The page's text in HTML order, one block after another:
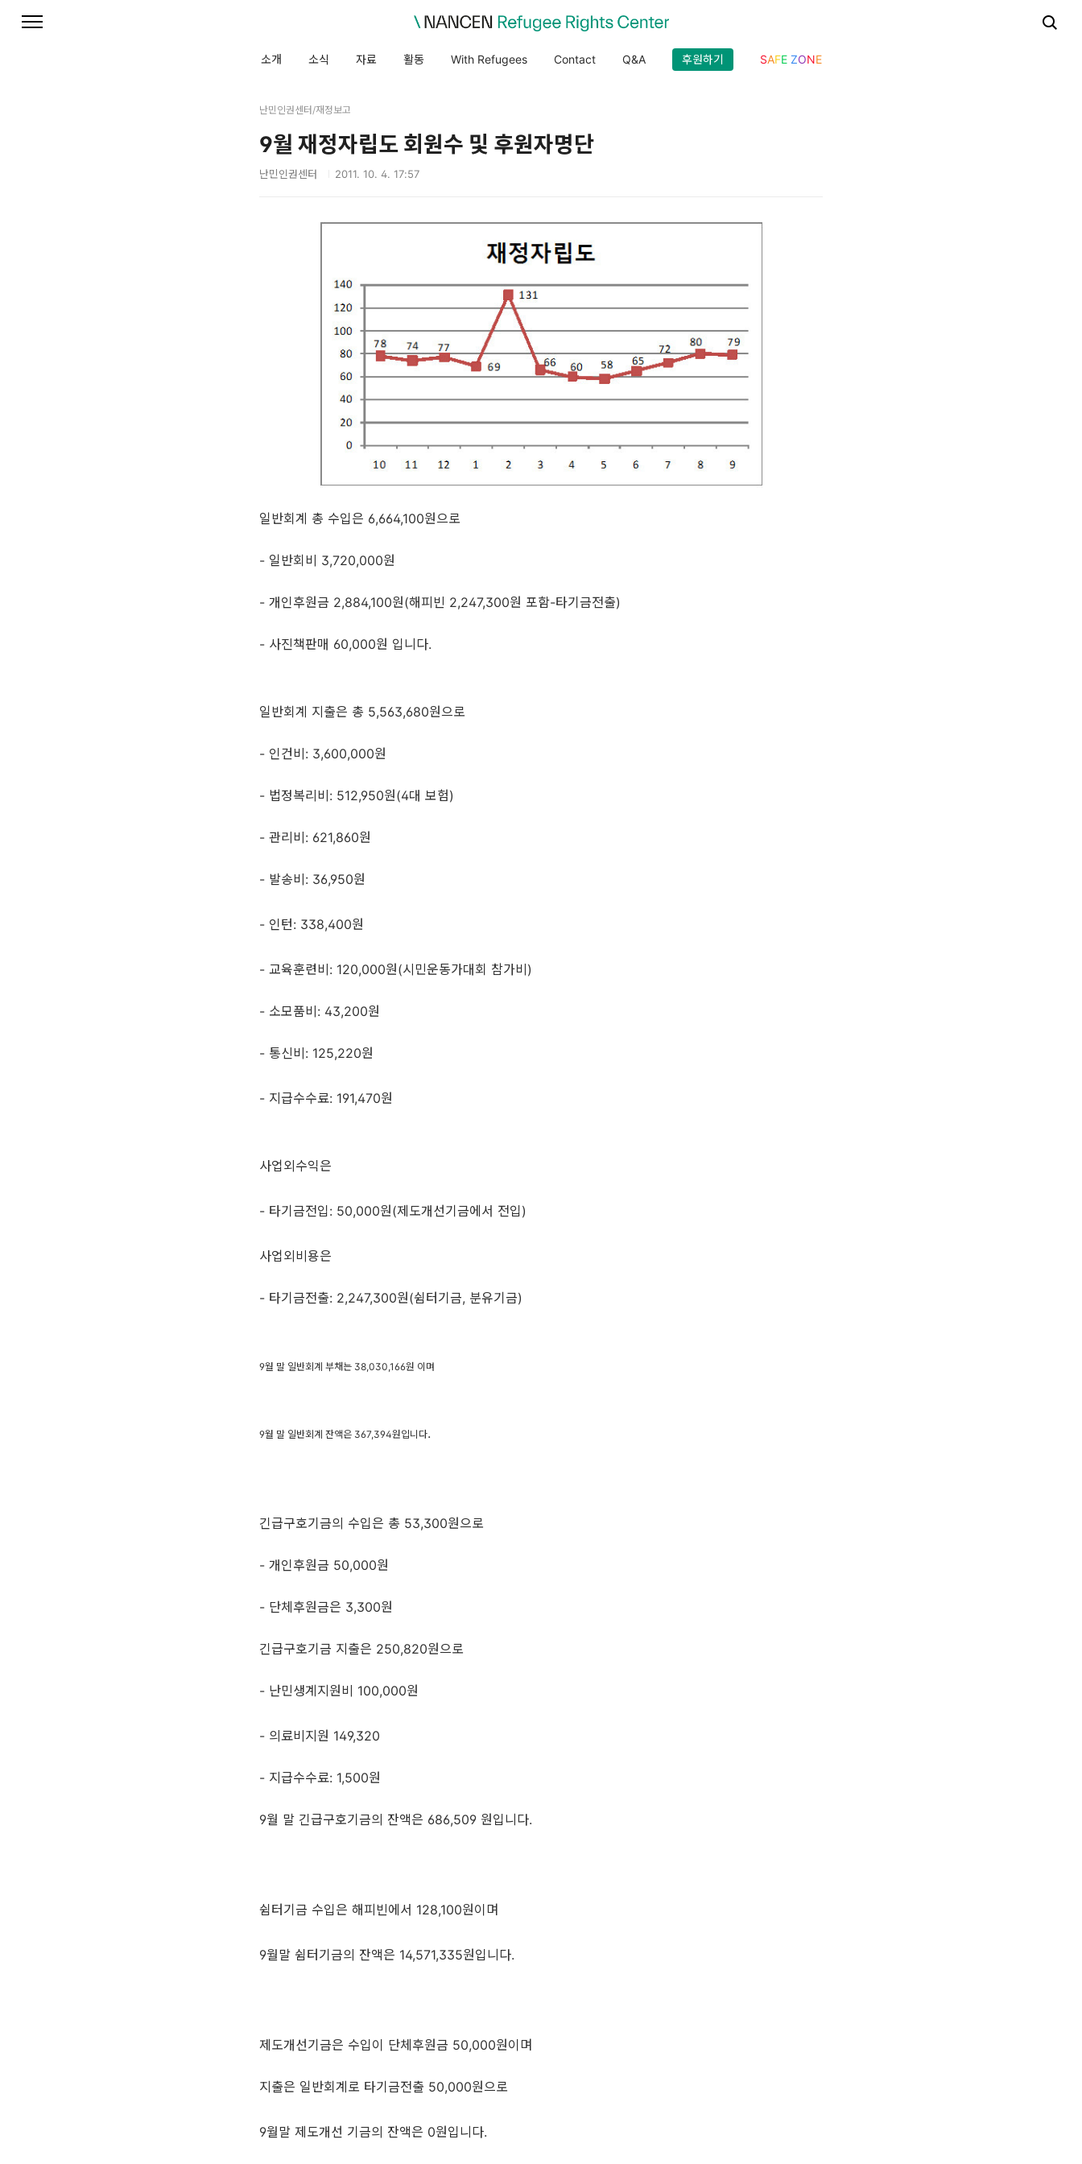
소개 소식 자료 활동 With Refugees Contact Q&A 후원하기 SAFE ZONE
난민인권센터/재정보고
9월 재정자립도 회원수 및 후원자명단
난민인권센터 2011. 10. 4. 17:57
일반회계 총 수입은 6,664,100원으로
- 일반회비 3,720,000원
- 개인후원금 2,884,100원(해피빈 2,247,300원 포함-타기금전출)
- 사진책판매 60,000원 입니다.
일반회계 지출은 총 5,563,680원으로
- 인건비: 3,600,000원
- 법정복리비: 512,950원(4대 보험)
- 관리비: 621,860원
- 발송비: 36,950원
- 인턴: 338,400원
- 교육훈련비: 120,000원(시민운동가대회 참가비)
- 소모품비: 43,200원
- 통신비: 125,220원
- 지급수수료: 191,470원
사업외수익은
- 타기금전입: 50,000원(제도개선기금에서 전입)
사업외비용은
- 타기금전출: 2,247,300원(쉼터기금, 분유기금)
9월 말 일반회계 부채는 38,030,166원 이며
9월 말 일반회계 잔액은 367,394원입니다.
긴급구호기금의 수입은 총 53,300원으로
- 개인후원금 50,000원
- 단체후원금은 3,300원
긴급구호기금 지출은 250,820원으로
- 난민생계지원비 100,000원
- 의료비지원 149,320
- 지급수수료: 1,500원
9월 말 긴급구호기금의 잔액은 686,509 원입니다.
쉼터기금 수입은 해피빈에서 128,100원이며
9월말 쉼터기금의 잔액은 14,571,335원입니다.
제도개선기금은 수입이 단체후원금 50,000원이며
지출은 일반회계로 타기금전출 50,000원으로
9월말 제도개선 기금의 잔액은 0원입니다.